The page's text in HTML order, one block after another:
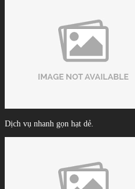
Dịch vụ nhanh gọn hạt dẻ.